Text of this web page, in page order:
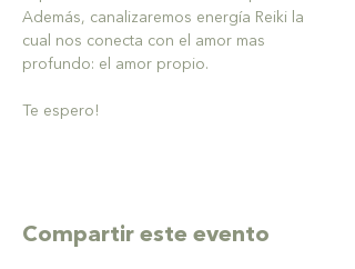
Además, canalizaremos energía Reiki la
cual nos conecta con el amor mas
profundo: el amor propio.
Te espero!
Compartir este evento